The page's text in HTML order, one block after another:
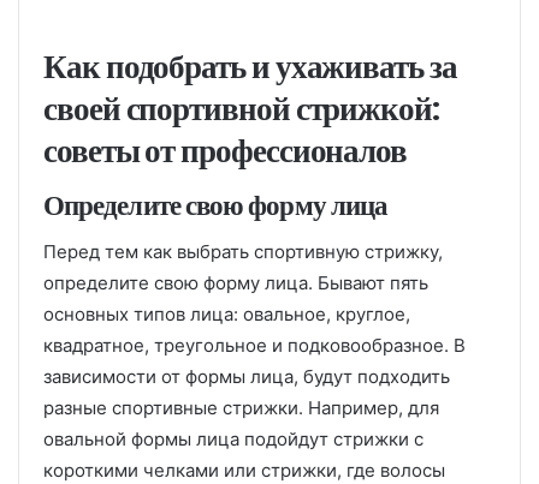
Как подобрать и ухаживать за
своей спортивной стрижкой:
советы от профессионалов
Определите свою форму лица
Перед тем как выбрать спортивную стрижку,
определите свою форму лица. Бывают пять
основных типов лица: овальное, круглое,
квадратное, треугольное и подковообразное. В
зависимости от формы лица, будут подходить
разные спортивные стрижки. Например, для
овальной формы лица подойдут стрижки с
короткими челками или стрижки, где волосы